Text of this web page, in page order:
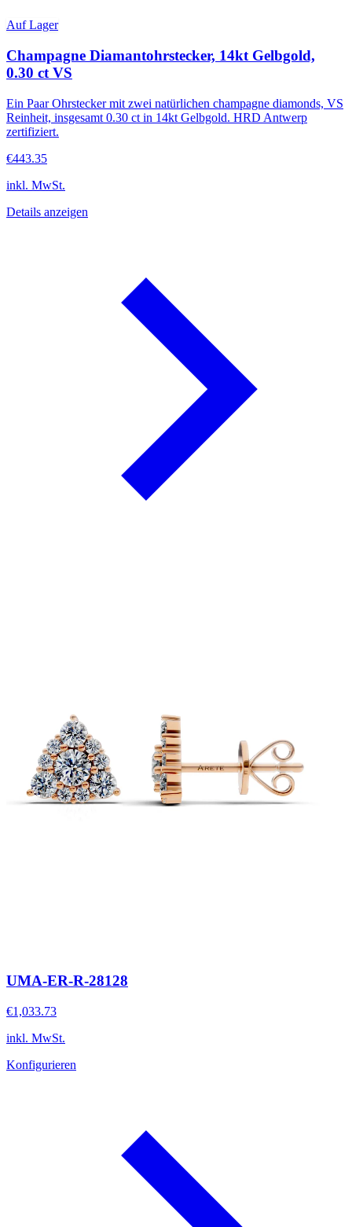
Auf Lager
Champagne Diamantohrstecker, 14kt Gelbgold,
0.30 ct VS
Ein Paar Ohrstecker mit zwei natürlichen champagne diamonds, VS
Reinheit, insgesamt 0.30 ct in 14kt Gelbgold. HRD Antwerp
zertifiziert.
€443.35
inkl. MwSt.
Details anzeigen
UMA-ER-R-28128
€1,033.73
inkl. MwSt.
Konfigurieren